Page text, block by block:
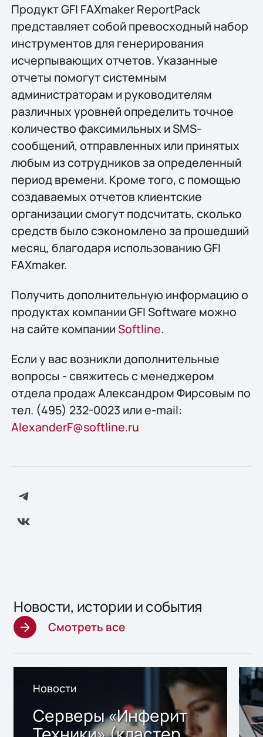
Продукт GFI FAXmaker ReportPack
представляет собой превосходный набор
инструментов для генерирования
исчерпывающих отчетов. Указанные
отчеты помогут системным
администраторам и руководителям
различных уровней определить точное
количество факсимильных и SMS-
сообщений, отправленных или принятых
любым из сотрудников за определенный
период времени. Кроме того, с помощью
создаваемых отчетов клиентские
организации смогут подсчитать, сколько
средств было сэкономлено за прошедший
месяц, благодаря использованию GFI
FAXmaker.
Получить дополнительную информацию о
продуктах компании GFI Software можно
на сайте компанииSoftline.
Если у вас возникли дополнительные
вопросы - свяжитесь с менеджером
отдела продаж Александром Фирсовым по
тел. (495) 232-0023 или e-mail:
AlexanderF@softline.ru
Новости, истории и события
Смотреть все
Новости
Серверы «Инферит